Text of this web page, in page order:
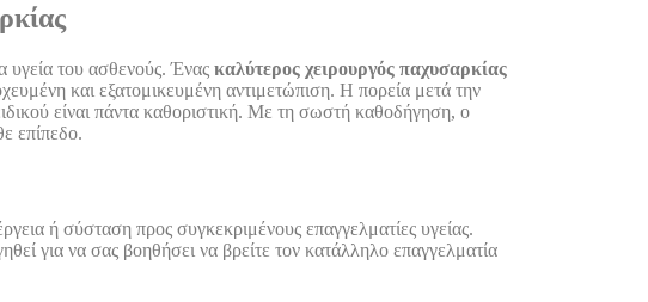
υγεία του ασθενούς. Ένας καλύτερος χειρουργός παχυσαρκίας
και εξατομικευμένη αντιμετώπιση. Η πορεία μετά την
είναι πάντα καθοριστική. Με τη σωστή καθοδήγηση, ο
επίπεδο.
ή σύσταση προς συγκεκριμένους επαγγελματίες υγείας.
για να σας βοηθήσει να βρείτε τον κατάλληλο επαγγελματία